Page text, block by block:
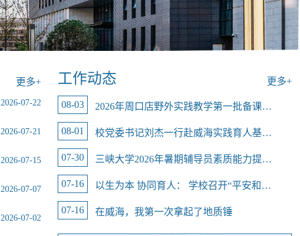
工作动态 更多+
08-03 2026年周口店野外实践教学第一批备课顺利完成
08-01 校党委书记刘杰一行赴威海实践育人基地慰问
07-30 三峡大学2026年暑期辅导员素质能力提升专题研修...
07-16 以生为本 协同育人： 学校召开“平安和谐校园先...
07-16 在威海，我第一次拿起了地质锤
更多+
2026-07-22
2026-07-21
2026-07-15
2026-07-07
2026-07-02